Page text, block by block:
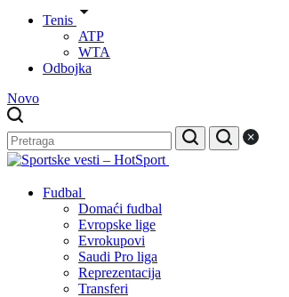
Tenis
ATP
WTA
Odbojka
Novo
Fudbal
Domaći fudbal
Evropske lige
Evrokupovi
Saudi Pro liga
Reprezentacija
Transferi